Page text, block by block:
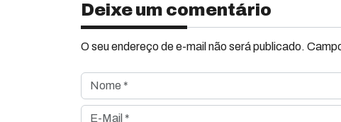
Deixe um comentário
O seu endereço de e-mail não será publicado.
Nome *
E-Mail *